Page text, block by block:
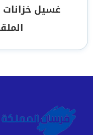
غسيل خزانات